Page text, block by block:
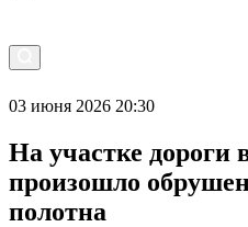
03 июня 2026 20:30
На участке дороги
произошло
полотна